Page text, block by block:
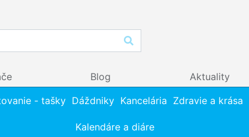
Blog Aktuality
- tašky Dáždniky Kancelária Zdravie a krása
Kalendáre a diáre